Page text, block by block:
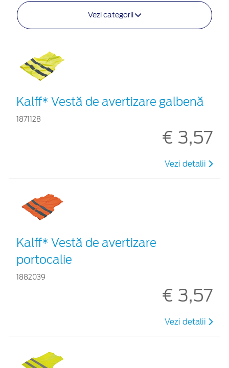
Vezi categorii
Kalff* Vestă de avertizare galbenă
1871128
€ 3,57
Vezi detalii
Kalff* Vestă de avertizare
portocalie
1882039
€ 3,57
Vezi detalii